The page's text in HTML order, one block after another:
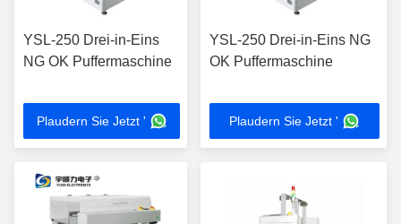
YSL-250 Drei-in-Eins
NG OK Puffermaschine
Plaudern Sie Jetzt '
YSL-250 Drei-in-Eins NG
OK Puffermaschine
Plaudern Sie Jetzt '